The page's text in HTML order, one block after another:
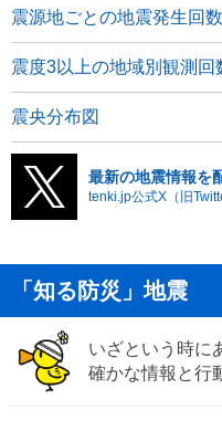
震源地ごとの地震発生回数
震度3以上の地域別観測回
震央分布図
最新の地震情報を
tenki.jp公式X（旧
「知る防災」地震
いざという時に
確かな情報と行